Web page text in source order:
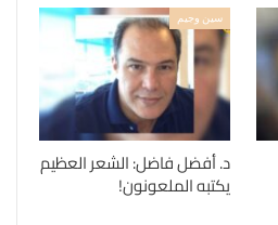
سين وجيم
د. أفضل فاضل: الشعر العظيم
يكتبه الملعونون!